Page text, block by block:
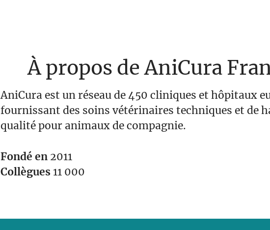
À propos de AniCura
AniCura est un réseau de 450 cliniques et hôpitaux
fournissant des soins vétérinaires techniques et de
qualité pour animaux de compagnie.
Fondé en 2011
Collègues 11 000